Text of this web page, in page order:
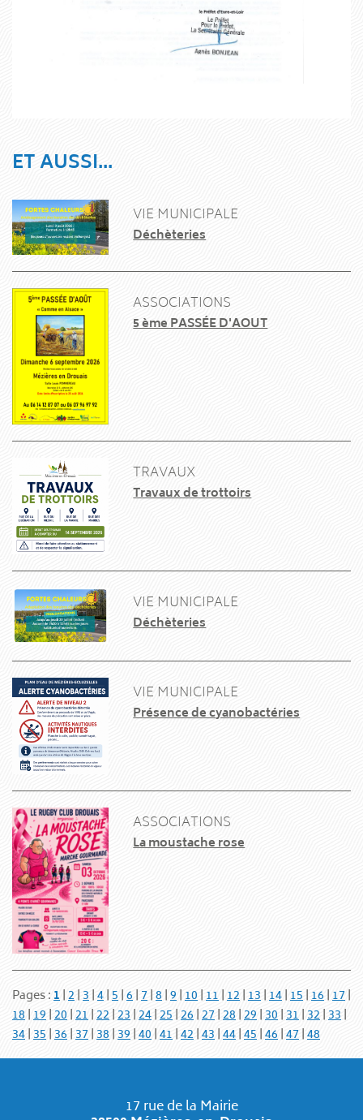
ET AUSSI...
VIE MUNICIPALE
Déchèteries
ASSOCIATIONS
5 ème PASSÉE D'AOUT
TRAVAUX
Travaux de trottoirs
VIE MUNICIPALE
Déchèteries
VIE MUNICIPALE
Présence de cyanobactéries
ASSOCIATIONS
La moustache rose
Pages :1|2|3|4|5|6|7|8|9|10|11|12|13|14|15|16|17|
18|19|20|21|22|23|24|25|26|27|28|29|30|31|32|33|
34|35|36|37|38|39|40|41|42|43|44|45|46|47|48
17 rue de la Mairie